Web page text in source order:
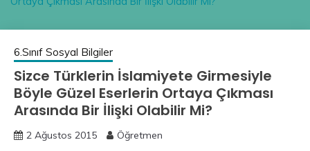
6.Sınıf Sosyal Bilgiler
Sizce Türklerin İslamiyete Girmesiyle
Böyle Güzel Eserlerin Ortaya Çıkması
Arasında Bir İlişki Olabilir Mi?
2 Ağustos 2015 Öğretmen